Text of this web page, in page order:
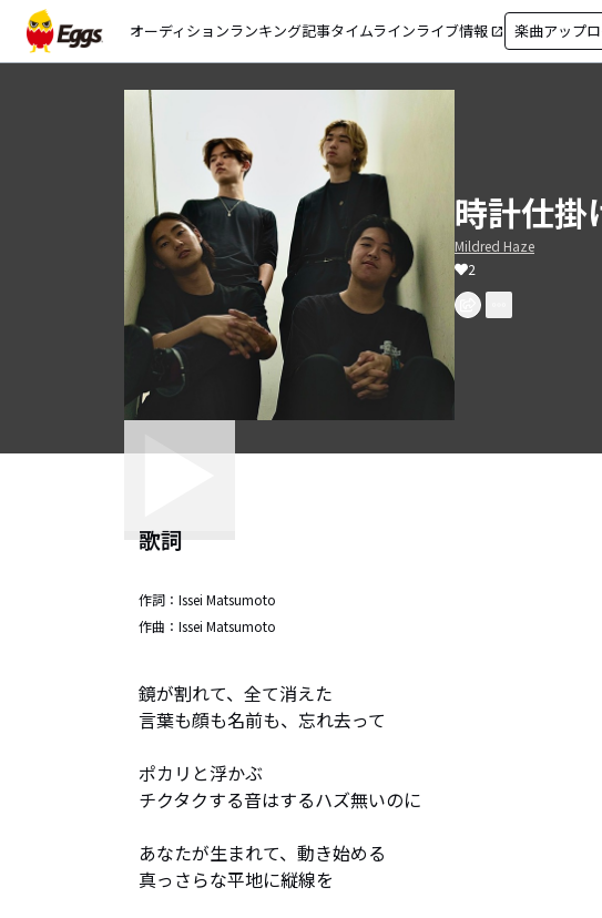
オーディションランキング記事タイムラインライブ情報 open_in_new 楽曲アップ
時計仕掛
Mildred Haze
2
歌詞
作詞： Issei Matsumoto
作曲： Issei Matsumoto
鏡が割れて、全て消えた
言葉も顔も名前も、忘れ去って
ポカリと浮かぶ
チクタクする音はするハズ無いのに
あなたが生まれて、動き始める
真っさらな平地に縦線を